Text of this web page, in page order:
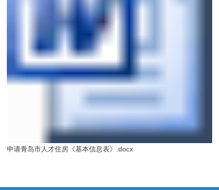
申请青岛市人才住房《基本信息表》.docx